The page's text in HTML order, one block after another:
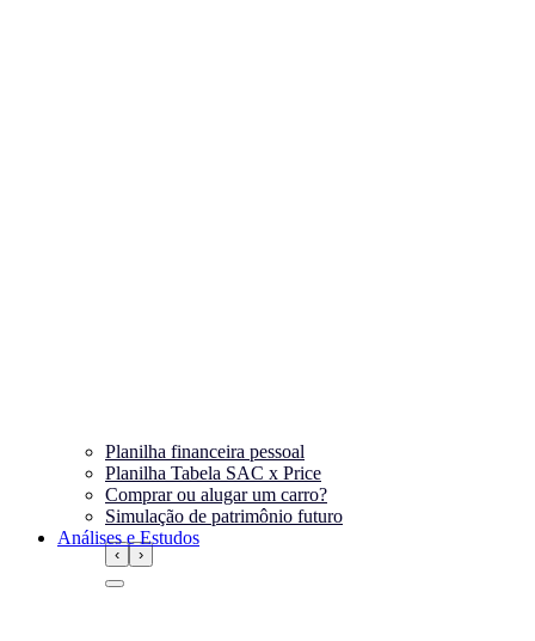
‹ ›
Planilha financeira pessoal
Planilha Tabela SAC x Price
Comprar ou alugar um carro?
Simulação de patrimônio futuro
Análises e Estudos